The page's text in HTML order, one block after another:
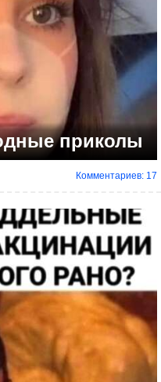
приколы
Комментариев: 17